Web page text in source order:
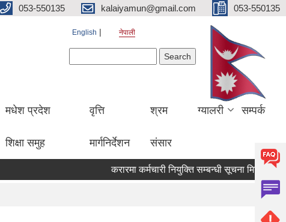
053-550135 kalaiyamun@gmail.com 053-550135
English नेपाली
मधेश प्रदेश
शिक्षा समुह
वृत्ति
मार्गनिर्देशन
श्रम
संसार
ग्यालरी सम्पर्क
करारमा कर्मचारी नियुक्ति सम्बन्धी सूचना मितिः